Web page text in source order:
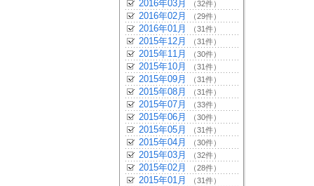
2016年03月 （32件）
2016年02月 （29件）
2016年01月 （31件）
2015年12月 （31件）
2015年11月 （30件）
2015年10月 （31件）
2015年09月 （31件）
2015年08月 （31件）
2015年07月 （33件）
2015年06月 （30件）
2015年05月 （31件）
2015年04月 （30件）
2015年03月 （32件）
2015年02月 （28件）
2015年01月 （31件）